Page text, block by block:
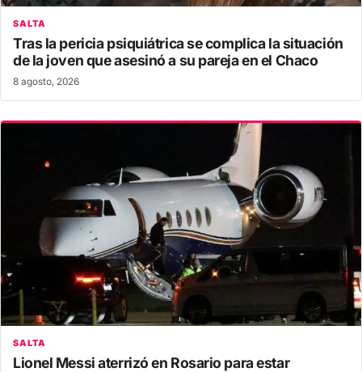
SALTA
Tras la pericia psiquiátrica se complica la situación
de la joven que asesinó a su pareja en el Chaco
8 agosto, 2026
SALTA
Lionel Messi aterrizó en Rosario para estar